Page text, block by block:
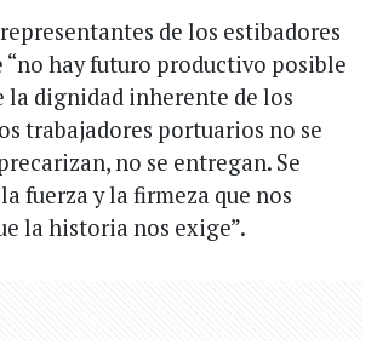
de los estibadores
hay futuro productivo posible
la dignidad inherente de los
trabajadores portuarios no se
no se entregan. Se
fuerza y la firmeza que nos
la historia nos exige”.